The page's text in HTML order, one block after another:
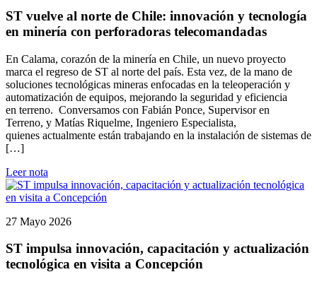
ST vuelve al norte de Chile: innovación y tecnología
en minería con perforadoras telecomandadas
En Calama, corazón de la minería en Chile, un nuevo proyecto
marca el regreso de ST al norte del país. Esta vez, de la mano de
soluciones tecnológicas mineras enfocadas en la teleoperación y
automatización de equipos, mejorando la seguridad y eficiencia
en terreno. Conversamos con Fabián Ponce, Supervisor en
Terreno, y Matías Riquelme, Ingeniero Especialista,
quienes actualmente están trabajando en la instalación de sistemas de
[…]
Leer nota
27 Mayo 2026
ST impulsa innovación, capacitación y actualización
tecnológica en visita a Concepción